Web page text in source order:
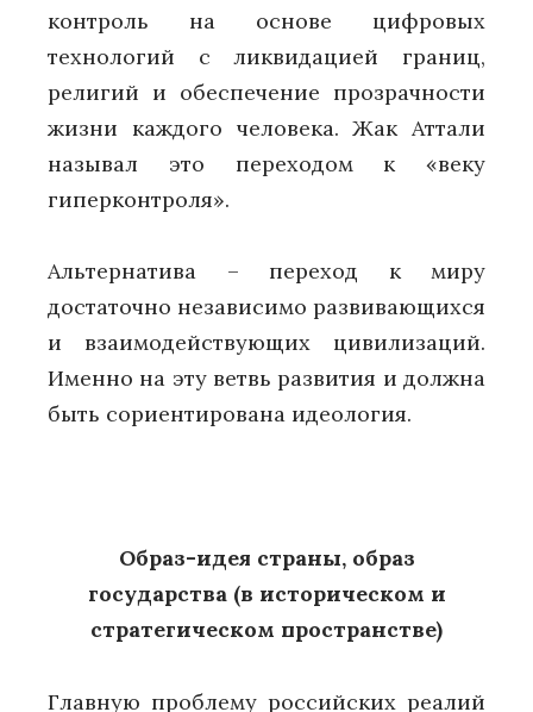
контроль на основе цифровых
технологий с ликвидацией границ,
религий и обеспечение прозрачности
жизни каждого человека. Жак Аттали
называл это переходом к «веку
гиперконтроля».
Альтернатива – переход к миру
достаточно независимо развивающихся
и взаимодействующих цивилизаций.
Именно на эту ветвь развития и должна
быть сориентирована идеология.
Образ-идея страны, образ
государства (в историческом и
стратегическом пространстве)
Главную проблему российских реалий